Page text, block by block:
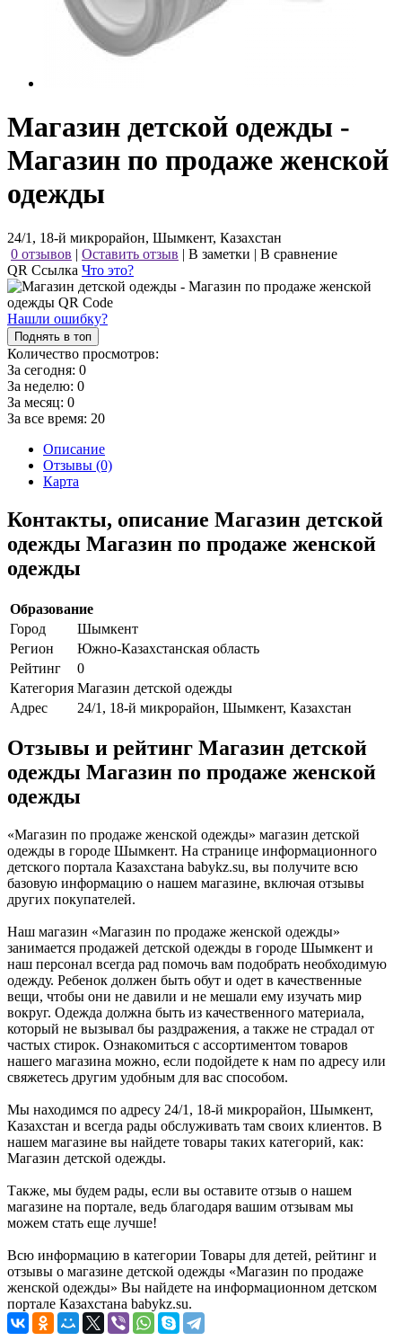
Магазин детской одежды -
Магазин по продаже женской
одежды
24/1, 18-й микрорайон, Шымкент, Казахстан
0 отзывов | Оставить отзыв | В заметки | В сравнение
QR Ссылка Что это?
Нашли ошибку?
Поднять в топ
Количество просмотров:
За сегодня: 0
За неделю: 0
За месяц: 0
За все время: 20
Описание
Отзывы (0)
Карта
Контакты, описание Магазин детской
одежды Магазин по продаже женской
одежды
Образование
Город
Шымкент
Регион
Южно-Казахстанская область
Рейтинг
0
Категория Магазин детской одежды
Адрес
24/1, 18-й микрорайон, Шымкент, Казахстан
Отзывы и рейтинг Магазин детской
одежды Магазин по продаже женской
одежды
«Магазин по продаже женской одежды» магазин детской
одежды в городе Шымкент. На странице информационного
детского портала Казахстана babykz.su, вы получите всю
базовую информацию о нашем магазине, включая отзывы
других покупателей.
Наш магазин «Магазин по продаже женской одежды»
занимается продажей детской одежды в городе Шымкент и
наш персонал всегда рад помочь вам подобрать необходимую
одежду. Ребенок должен быть обут и одет в качественные
вещи, чтобы они не давили и не мешали ему изучать мир
вокруг. Одежда должна быть из качественного материала,
который не вызывал бы раздражения, а также не страдал от
частых стирок. Ознакомиться с ассортиментом товаров
нашего магазина можно, если подойдете к нам по адресу или
свяжетесь другим удобным для вас способом.
Мы находимся по адресу 24/1, 18-й микрорайон, Шымкент,
Казахстан и всегда рады обслуживать там своих клиентов. В
нашем магазине вы найдете товары таких категорий, как:
Магазин детской одежды.
Также, мы будем рады, если вы оставите отзыв о нашем
магазине на портале, ведь благодаря вашим отзывам мы
можем стать еще лучше!
Всю информацию в категории Товары для детей, рейтинг и
отзывы о магазине детской одежды «Магазин по продаже
женской одежды» Вы найдете на информационном детском
портале Казахстана babykz.su.